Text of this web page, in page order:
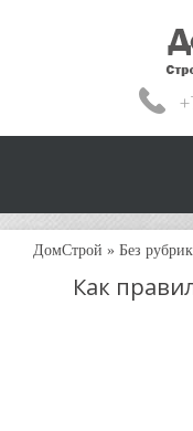
ДомСтрой » Без
Как